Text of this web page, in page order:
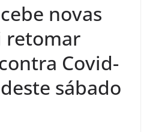
novas
retomar
Covid-
sábado